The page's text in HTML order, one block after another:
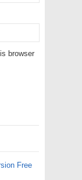
browser
Free